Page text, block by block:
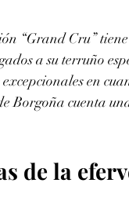
“Grand Cru”
a su terruño
en
Borgoña cuenta
de la